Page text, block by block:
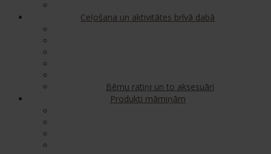
Ceļošana un aktivitātes brīvā dabā
Bērnu ratiņi un to aksesuāri
Produkti māmiņām